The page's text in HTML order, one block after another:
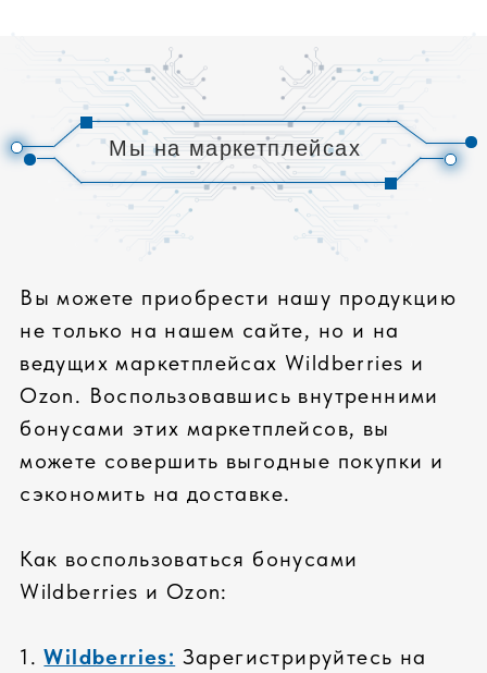
скидкам.
Выбирайте нашу продукцию на
маркетплейсах Wildberries и Ozon и
пользуйтесь всеми преимуществами
онлайн-покупок!
СОБСТВЕННОЕ
ПРОИЗВОДСТВО
под собственным брендом соответствует
только известные бренды
входной контроль